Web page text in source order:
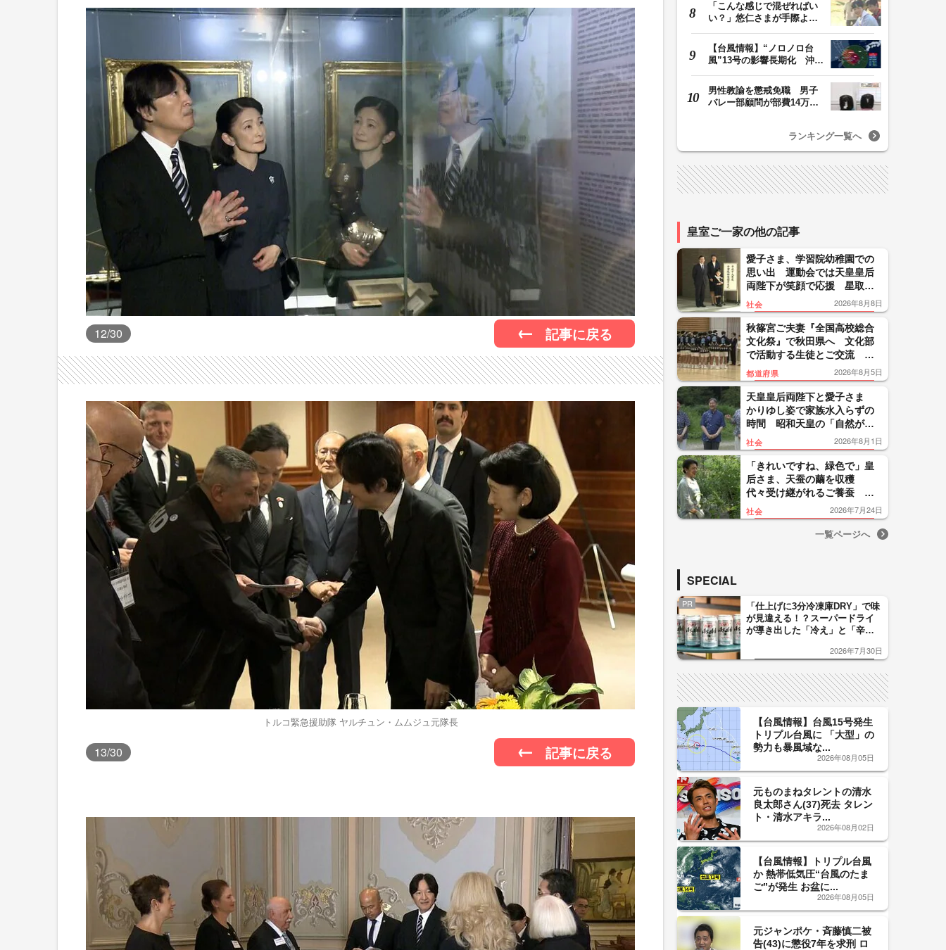
12/30 記事に戻る
トルコ緊急援助隊 ヤルチュン・ムムジュ元隊長
13/30 記事に戻る
「こんな感じで混ぜればい
い？」悠仁さまが手際よく
【台風情報】“ノロノロ台
風”13号の影響長期化 沖縄
男性教諭を懲戒免職 男子
バレー部顧問が部費14万円
ランキング一覧へ
皇室ご一家の他の記事
愛子さま、学習院幼稚園での
思い出 運動会では天皇皇后
両陛下が笑顔で応援 星取表
を手に大相撲観戦も（2008年3
月23日放送）【「皇室ご一
家」の記憶】
社会 2026年8月8日
秋篠宮ご夫妻『全国高校総合
文化祭』で秋田県へ 文化部
で活動する生徒とご交流
「何十回も」と驚かれる場面
も
都道府県 2026年8月5日
天皇皇后両陛下と愛子さま
かりゆし姿で家族水入らずの
時間 昭和天皇の「自然が生
きている」に思い 那須御用
邸でご静養
社会 2026年8月1日
「きれいですね、緑色で」皇
后さま、天蚕の繭を収穫
代々受け継がれるご養蚕 天
皇陛下と愛子さまも手伝われ
る
社会 2026年7月24日
一覧ページへ
SPECIAL
PR
「仕上げに3分冷凍庫DRY」で味
が見違える！？スーパードライ
が導き出した「冷え」と「辛
した「辛口カーブ」が飲み頃の
2026年7月30日
【台風情報】台風15号発生
トリプル台風に 「大型」の
勢力も暴風域な...
2026年08月05日
元ものまねタレントの清水
良太郎さん(37)死去 タレン
ト・清水アキラ...
2026年08月02日
【台風情報】トリプル台風
か 熱帯低気圧“台風のたま
ご”が発生 お盆に...
2026年08月05日
元ジャンポケ・斉藤慎二被
告(43)に懲役7年を求刑 ロ